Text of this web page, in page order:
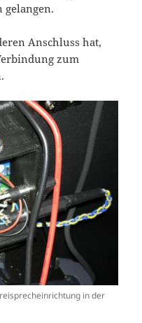
Anschluss hat,
zum
in der